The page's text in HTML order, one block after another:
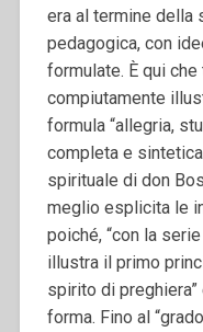
era al termine della
pedagogica, con
formulate. È qui
compiutamente
formula “allegria,
completa e
spirituale di don
meglio esplicita le
poiché, “con la
illustra il primo
spirito di
forma. Fino al